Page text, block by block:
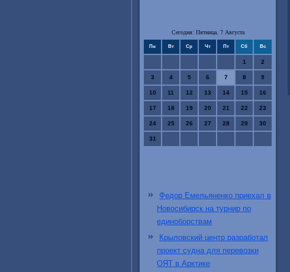
Сегодня: Пятница, 7 Августа
Пн Вт Ср Чт Пт Сб Вс
1 2
3 4 5 6 7 8 9
10 11 12 13 14 15 16
17 18 19 20 21 22 23
24 25 26 27 28 29 30
31
Федор Емельяненко приехал в
Новосибирск на турнир по
единоборствам
Крыловский центр разработал
проект судна для перевозки
ОЯТ в Арктике